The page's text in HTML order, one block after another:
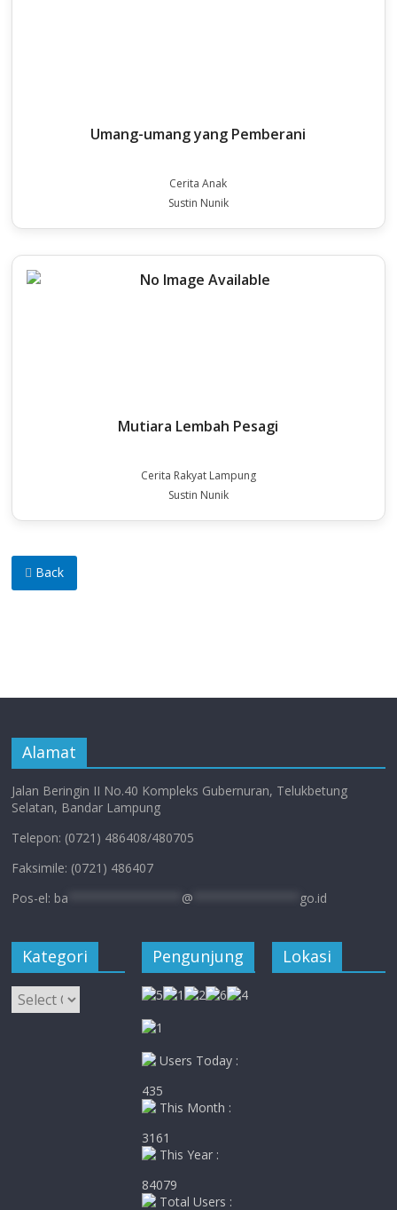
Umang-umang yang Pemberani
Cerita Anak
Sustin Nunik
Mutiara Lembah Pesagi
Cerita Rakyat Lampung
Sustin Nunik
Back
Alamat
Jalan Beringin II No.40 Kompleks Gubernuran, Telukbetung
Selatan, Bandar Lampung
Telepon: (0721) 486408/480705
Faksimile: (0721) 486407
Pos-el: ba @ go.id
Kategori
Kategori
Pengunjung
Users Today :
435
This Month :
3161
This Year :
84079
Total Users :
Lokasi